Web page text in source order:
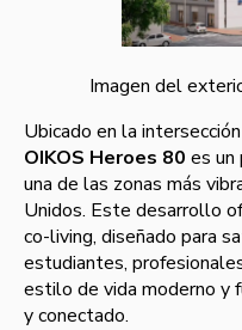
Imagen del
Ubicado en la
OIKOS Heroes 80 es un
una de las zonas más
Unidos. Este desarrollo
co-living, diseñado para
estudiantes,
estilo de vida moderno y
y conectado.